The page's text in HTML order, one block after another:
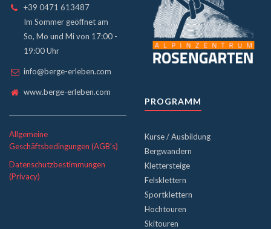
+39 0471 613487
Im Sommer geöffnet am
So, Mo und Mi von 17:00 -
19:00 Uhr
info@berge-erleben.com
www.berge-erleben.com
Allgemeine
Geschäftsbedingungen (AGB's)
Datenschutzbestimmungen
(Privacy)
PROGRAMM
Kurse / Ausbildung
Bergwandern
Klettersteige
Felsklettern
Sportklettern
Hochtouren
Skitouren